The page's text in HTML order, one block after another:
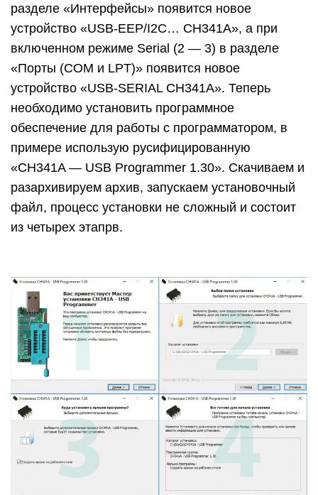
разделе «Интерфейсы» появится новое
устройство «USB-EEP/I2C… CH341A», а при
включенном режиме Serial (2 — 3) в разделе
«Порты (COM и LPT)» появится новое
устройство «USB-SERIAL CH341A». Теперь
необходимо установить программное
обеспечение для работы с программатором, в
примере использую русифицированную
«CH341A — USB Programmer 1.30». Скачиваем и
разархивируем архив, запускаем установочный
файл, процесс установки не сложный и состоит
из четырех этапрв.